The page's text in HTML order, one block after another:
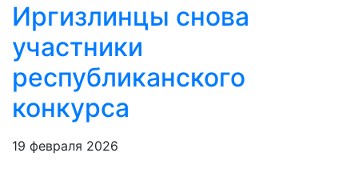
Иргизлинцы снова
участники
республиканского
конкурса
19 февраля 2026